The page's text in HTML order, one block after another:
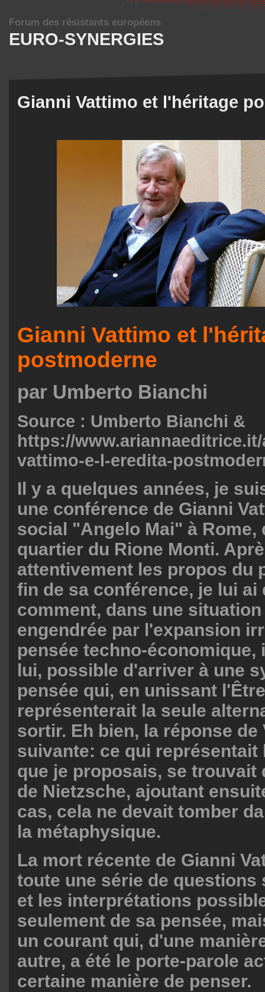
EURO-SYNERGIES
Forum des résistants européens
Gianni Vattimo et l'héritage
Gianni Vattimo et
postmoderne
par Umberto Bianchi
Source : Umberto Bianchi &
https://
vattimo-e-l-eredita-
Il y a quelques années, je
une conférence de Gianni
social "Angelo Mai" à Rome,
quartier du Rione Monti.
attentivement les propos du
fin de sa conférence, je lui ai
comment, dans une
engendrée par l'expansion
pensée techno-économique,
lui, possible d'arriver à une
pensée qui, en unissant
représenterait la seule
sortir. Eh bien, la réponse de
suivante: ce qui représentait
que je proposais, se trouvait
de Nietzsche, ajoutant
cas, cela ne devait tomber
la métaphysique.
La mort récente de Gianni
toute une série de questions
et les interprétations
seulement de sa pensée,
un courant qui, d'une
autre, a été le porte-parole
certaine manière de penser.